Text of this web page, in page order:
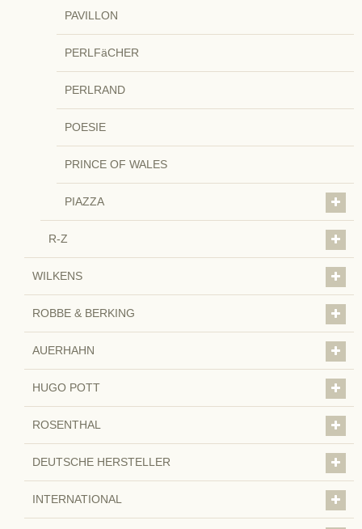
PAVILLON
PERLFäCHER
PERLRAND
POESIE
PRINCE OF WALES
PIAZZA
R-Z
WILKENS
ROBBE & BERKING
AUERHAHN
HUGO POTT
ROSENTHAL
DEUTSCHE HERSTELLER
INTERNATIONAL